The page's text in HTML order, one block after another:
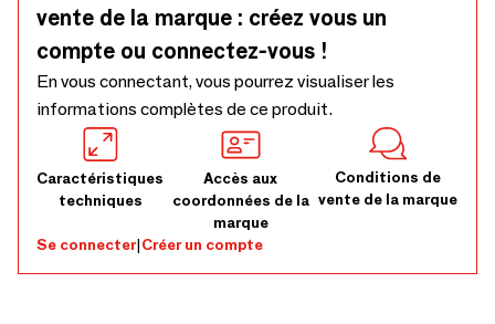
vente de la marque : créez vous un
compte ou connectez-vous !
En vous connectant, vous pourrez visualiser les
informations complètes de ce produit.
Caractéristiques
techniques
Accès aux
coordonnées de la
marque
Conditions de
vente de la marque
Se connecter|Créer un compte